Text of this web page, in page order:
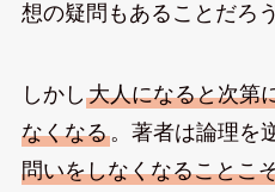
想の疑問もあることだろう
しかし 大人になると次第
なくなる。著者は論理を
問いをしなくなることこ